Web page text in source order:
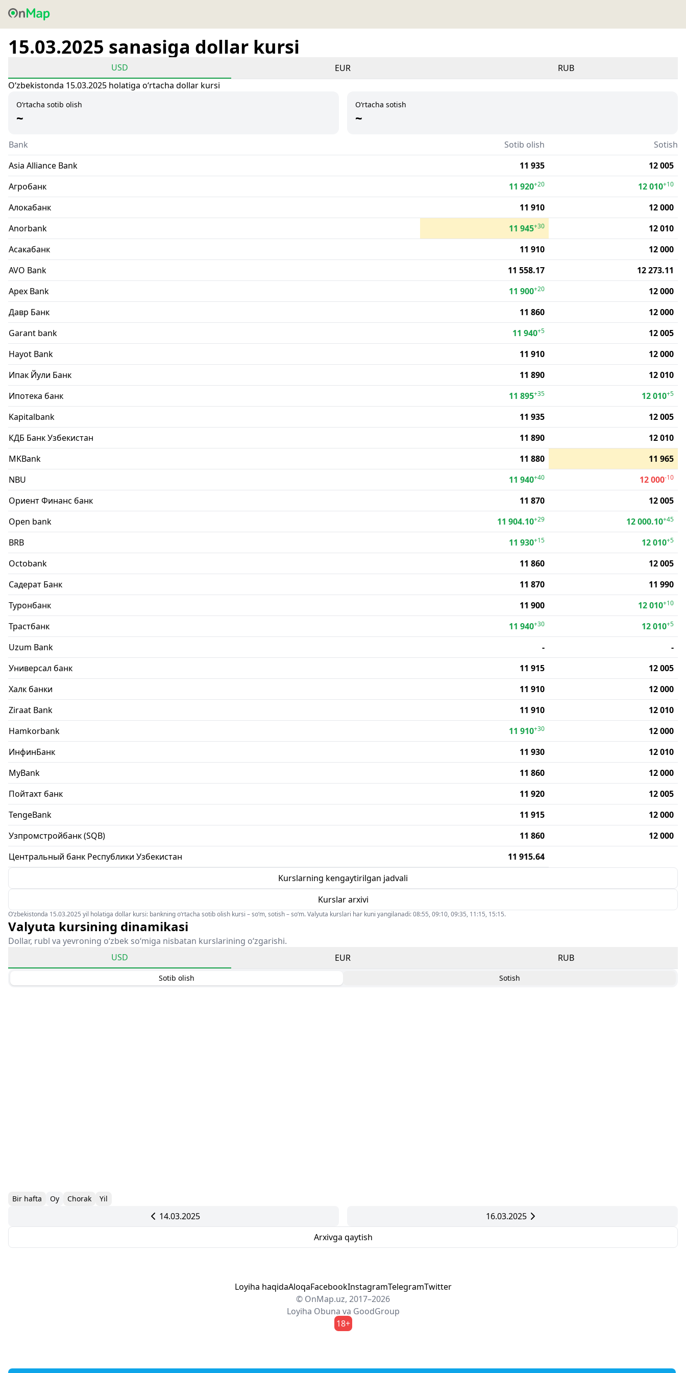
15.03.2025 sanasiga dollar kursi
USD EUR
RUB
Oʻzbekistonda 15.03.2025 holatiga oʻrtacha dollar kursi
O‘rtacha sotib olish
~
O‘rtacha sotish
~
Bank Sotib olish
Sotish
Asia Alliance Bank
11 935
12 005
Агробанк
11 920+20 12 010+10
Алокабанк 11 910
12 000
Anorbank
11 945+30
12 010
Асакабанк
11 910
12 000
AVO Bank
11 558.17
12 273.11
Apex Bank
11 900+20
12 000
Давр Банк
11 860
12 000
Garant bank
11 940+5
12 005
Hayot Bank
11 910
12 000
Ипак Йули Банк
11 890
12 010
Ипотека банк
11 895+35 12 010+5
Kapitalbank 11 935
12 005
КДБ Банк Узбекистан
11 890
12 010
MKBank
11 880
11 965
NBU
11 940+40 12 000-10
Ориент Финанс банк 11 870
12 005
Open bank
11 904.10+29 12 000.10+45
BRB 11 930+15 12 010+5
Octobank 11 860
12 005
Садерат Банк
11 870
11 990
Туронбанк
11 900 12 010+10
Трастбанк 11 940+30 12 010+5
Uzum Bank -
-
Универсал банк
11 915
12 005
Халк банки
11 910
12 000
Ziraat Bank
11 910
12 010
Hamkorbank
11 910+30
12 000
ИнфинБанк
11 930
12 010
MyBank
11 860
12 000
Пойтахт банк
11 920
12 005
TengeBank
11 915
12 000
Узпромстройбанк (SQB)
11 860
12 000
Центральный банк Республики Узбекистан
11 915.64
Kurslarning kengaytirilgan jadvali
Kurslar arxivi
O‘zbekistonda 15.03.2025 yil holatiga dollar kursi: bankning o‘rtacha sotib olish kursi – so‘m, sotish – so‘m. Valyuta kurslari har kuni yangilanadi: 08:55, 09:10, 09:35, 11:15, 15:15.
Valyuta kursining dinamikasi
Dollar, rubl va yevroning o‘zbek so‘miga nisbatan kurslarining o‘zgarishi.
USD
EUR RUB
Sotib olish Sotish
Bir hafta Oy Chorak Yil
14.03.2025
16.03.2025
Arxivga qaytish
Loyiha haqidaAloqaFacebookInstagramTelegramTwitter
© OnMap.uz, 2017–2026
Loyiha Obuna va GoodGroup
18+